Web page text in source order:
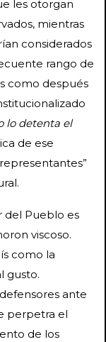
les otorgan
mientras
considerados
rango de
como después
lo detenta el
de ese
del Pueblo es
viscoso.
como la
gusto.
ante
perpetra el
de los